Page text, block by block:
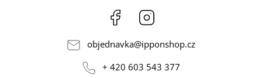
Facebook
objednavka@ipponshop.cz
+ 420 603 543 377